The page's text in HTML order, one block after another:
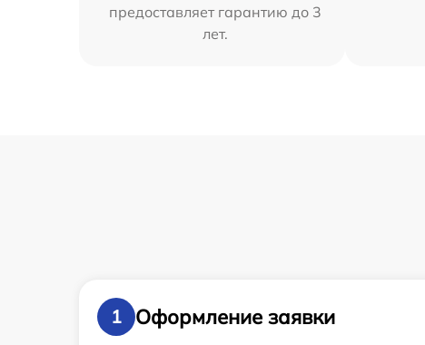
предоставляет гарантию до 3
лет.
1
Оформление заявки